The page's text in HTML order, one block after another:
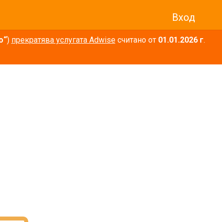
Вход
) прекратява услугата Adwiseсчитано от 01.01.2026 г.